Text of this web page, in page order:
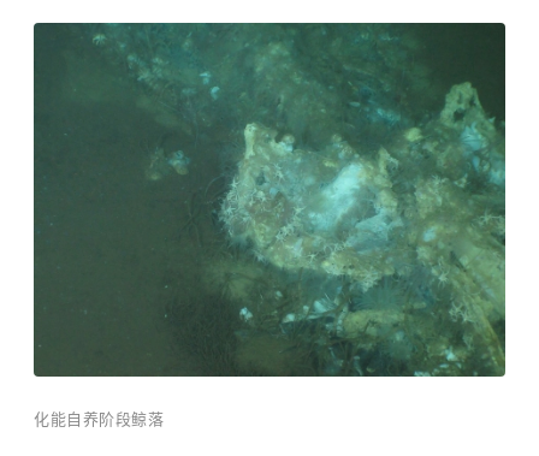
化能自养阶段鲸落